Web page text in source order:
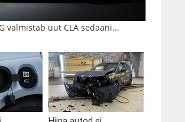
valmistab uut CLA sedaani...